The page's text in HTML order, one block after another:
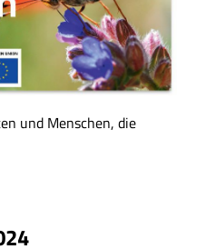
und Menschen, die